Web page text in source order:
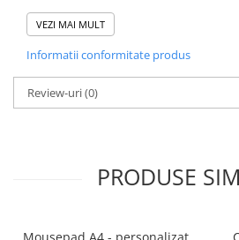
Acest tricou Tricou alb de copii
aniversare poate fi un cadou frumos
ii faci cadou.
Daca sunteti multumiti de produsele
comentariu pe aceasta pagina.
VEZI MAI MULT
Informatii conformitate produs
Review-uri(0)
PRODUSE